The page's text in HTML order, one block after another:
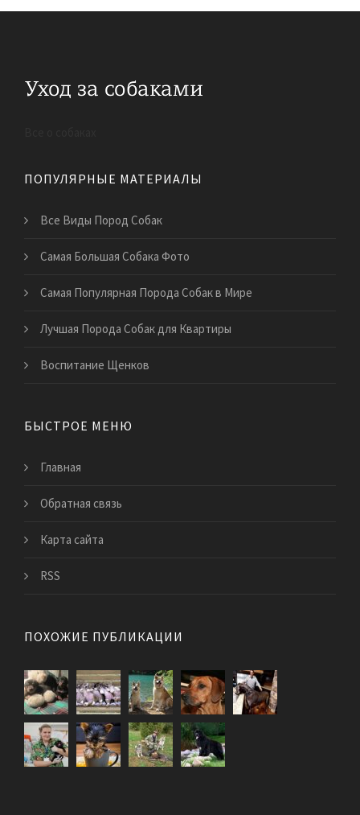
ПОПУЛЯРНЫЕ МАТЕРИАЛЫ
Все Виды Пород Собак
Самая Большая Собака Фото
Самая Популярная Порода Собак в Мире
Лучшая Порода Собак для Квартиры
Воспитание Щенков
БЫСТРОЕ МЕНЮ
Главная
Обратная связь
Карта сайта
RSS
ПОХОЖИЕ ПУБЛИКАЦИИ